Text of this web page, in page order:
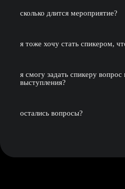
сколько длится мероприятие?
я тоже хочу стать спикером,
я смогу задать спикеру вопрос
выступления?
остались вопросы?